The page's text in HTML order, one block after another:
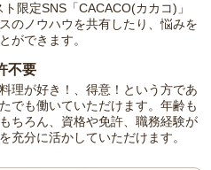
限定SNS「CACACO(カカコ)」
のノウハウを共有したり、悩みを
ができます。
不要
理が好き！、得意！という方であ
でも働いていただけます。年齢も
ちろん、資格や免許、職務経験が
充分に活かしていただけます。